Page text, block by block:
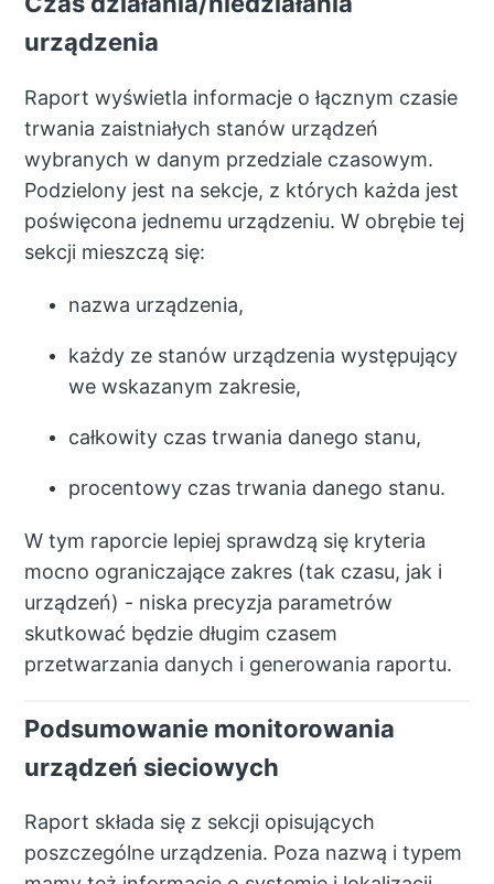
urządzenia
Raport wyświetla informacje o łącznym czasie
trwania zaistniałych stanów urządzeń
wybranych w danym przedziale czasowym.
Podzielony jest na sekcje, z których każda jest
poświęcona jednemu urządzeniu. W obrębie tej
sekcji mieszczą się:
nazwa urządzenia,
każdy ze stanów urządzenia występujący
we wskazanym zakresie,
całkowity czas trwania danego stanu,
procentowy czas trwania danego stanu.
W tym raporcie lepiej sprawdzą się kryteria
mocno ograniczające zakres (tak czasu, jak i
urządzeń) - niska precyzja parametrów
skutkować będzie długim czasem
przetwarzania danych i generowania raportu.
Podsumowanie monitorowania
urządzeń sieciowych
Raport składa się z sekcji opisujących
poszczególne urządzenia. Poza nazwą i typem